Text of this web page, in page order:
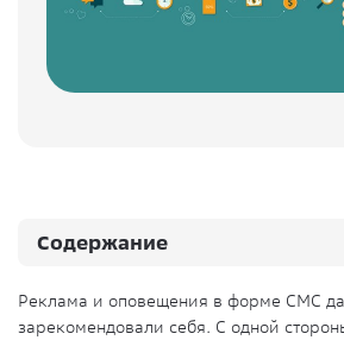
Реклама и оповещения в форме СМС
зарекомендовали себя. С одной
Содержание